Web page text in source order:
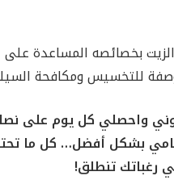
بخصائصه المساعدة على
للتخسيس ومكافحة
واحصلي كل يوم على
بشكل أفضل… كل ما
رغباتك تنطلق!